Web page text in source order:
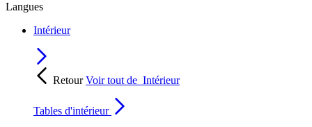
Langues
Intérieur
RetourVoir tout de Intérieur
Tables d'intérieur